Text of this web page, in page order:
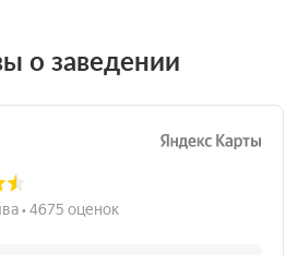
о заведении